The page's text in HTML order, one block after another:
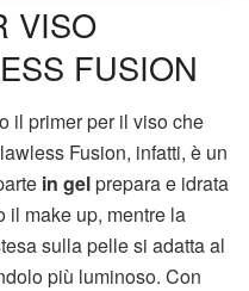
VISO
FUSION
il primer per il viso che
Fusion, infatti, è un
in gelprepara e idrata
il make up, mentre la
sulla pelle si adatta al
più luminoso. Con